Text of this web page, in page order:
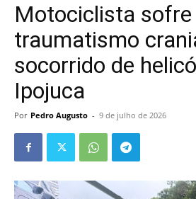
Motociclista sofre
traumatismo
socorrido de
Ipojuca
Por Pedro Augusto - 9 de julho de 2026